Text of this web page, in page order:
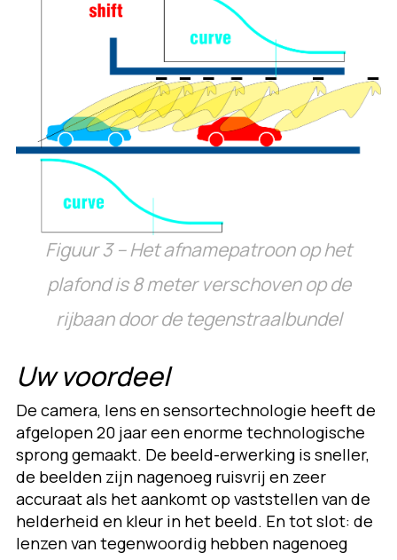
Figuur 3 – Het afnamepatroon op het
plafond is 8 meter verschoven op de
rijbaan door de tegenstraalbundel
Uw voordeel
De camera, lens en sensortechnologie heeft de
afgelopen 20 jaar een enorme technologische
sprong gemaakt. De beeld-erwerking is sneller,
de beelden zijn nagenoeg ruisvrij en zeer
accuraat als het aankomt op vaststellen van de
helderheid en kleur in het beeld. En tot slot: de
lenzen van tegenwoordig hebben nagenoeg